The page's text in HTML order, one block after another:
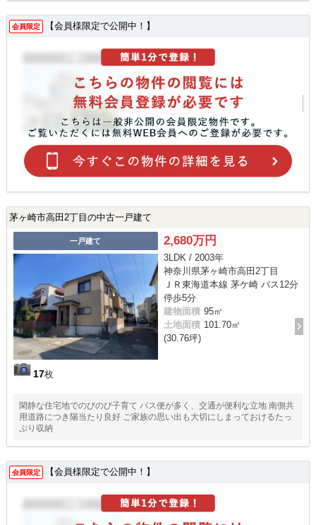
会員限定 【会員様限定で公開中！】
茅ヶ崎市高田2丁目の中古一戸建て
一戸建て
17枚
2,680万円
3LDK / 2003年
神奈川県茅ヶ崎市高田2丁目
ＪＲ東海道本線 茅ケ崎 バス12分
停歩5分
建物面積 95㎡
土地面積 101.70㎡
(30.76坪)
閑静な住宅地でのびのび子育て バス便が多く、交通が便利な立地 南側共
用道路につき陽当たり良好 ご家族の思い出も大切にしまっておけるたっ
ぷり収納
会員限定 【会員様限定で公開中！】